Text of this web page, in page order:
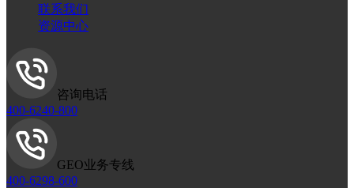
联系我们
资源中心
咨询电话
400-6240-800
GEO业务专线
400-6298-600